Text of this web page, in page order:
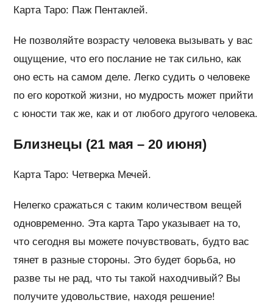
Карта Таро: Паж Пентаклей.
Не позволяйте возрасту человека вызывать у вас
ощущение, что его послание не так сильно, как
оно есть на самом деле. Легко судить о человеке
по его короткой жизни, но мудрость может прийти
с юности так же, как и от любого другого человека.
Близнецы (21 мая – 20 июня)
Карта Таро: Четверка Мечей.
Нелегко сражаться с таким количеством вещей
одновременно. Эта карта Таро указывает на то,
что сегодня вы можете почувствовать, будто вас
тянет в разные стороны. Это будет борьба, но
разве ты не рад, что ты такой находчивый? Вы
получите удовольствие, находя решение!